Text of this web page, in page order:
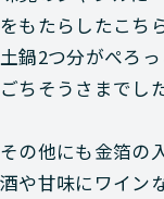
をもたらしたこち
土鍋2つ分がぺろ
ごちそうさまでし
その他にも金箔の
酒や甘味にワイン